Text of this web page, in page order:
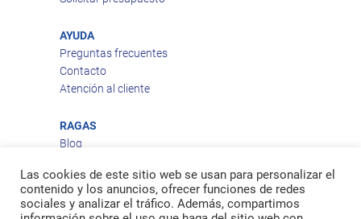
AYUDA
Preguntas frecuentes
Contacto
Atención al cliente
RAGAS
Blog
Política de privacidad
Política de cookies
Política de envío
Las cookies de este sitio web se usan para personalizar el
contenido y los anuncios, ofrecer funciones de redes
sociales y analizar el tráfico. Además, compartimos